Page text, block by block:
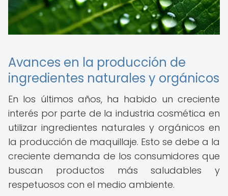
Avances en la producción de
ingredientes naturales y orgánicos
En los últimos años, ha habido un creciente
interés por parte de la industria cosmética en
utilizar ingredientes naturales y orgánicos en
la producción de maquillaje. Esto se debe a la
creciente demanda de los consumidores que
buscan productos más saludables y
respetuosos con el medio ambiente.